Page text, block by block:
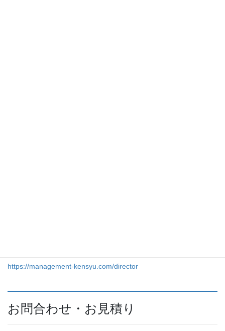
https://management-kensyu.com/director
お問合わせ・お見積り